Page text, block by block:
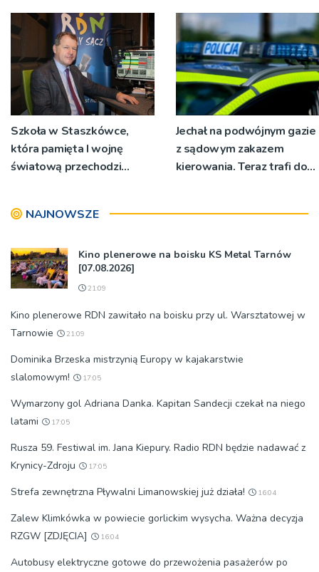
Szkoła w Staszkówce,
która pamięta I wojnę
światową przechodzi
Jechał na podwójnym gazie
z sądowym zakazem
kierowania. Teraz trafi do
NAJNOWSZE
Kino plenerowe na boisku KS Metal Tarnów
[07.08.2026]
21:09
Kino plenerowe RDN zawitało na boisku przy ul. Warsztatowej w
Tarnowie
21:09
Dominika Brzeska mistrzynią Europy w kajakarstwie
slalomowym!
17:05
Wymarzony gol Adriana Danka. Kapitan Sandecji czekał na niego
latami
17:05
Rusza 59. Festiwal im. Jana Kiepury. Radio RDN będzie nadawać z
Krynicy-Zdroju
17:05
Strefa zewnętrzna Pływalni Limanowskiej już działa! 16:04
Zalew Klimkówka w powiecie gorlickim wysycha. Ważna decyzja
RZGW [ZDJĘCIA]
16:04
Autobusy elektryczne gotowe do przewożenia pasażerów po